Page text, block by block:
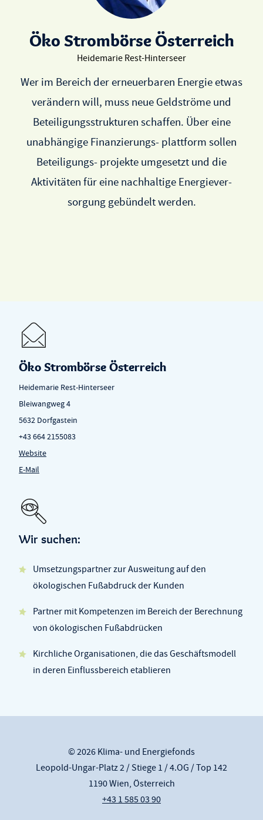
Öko Strombörse Österreich
Heidemarie Rest-Hinterseer
Wer im Bereich der erneuerbaren Energie etwas
verändern will, muss neue Geldströme und
Beteiligungsstrukturen schaffen. Über eine
unabhängige Finanzierungs- plattform sollen
Beteiligungs- projekte umgesetzt und die
Aktivitäten für eine nachhaltige Energiever-
sorgung gebündelt werden.
Wir suchen:
Umsetzungspartner zur Ausweitung auf den
ökologischen Fußabdruck der Kunden
Partner mit Kompetenzen im Bereich der Berechnung
von ökologischen Fußabdrücken
Kirchliche Organisationen, die das Geschäftsmodell
in deren Einflussbereich etablieren
Öko Strombörse Österreich
Heidemarie Rest-Hinterseer
Bleiwangweg 4
5632 Dorfgastein
+43 664 2155083
Website
E-Mail
© 2026 Klima- und Energiefonds
Leopold-Ungar-Platz 2 / Stiege 1 / 4.OG / Top 142
1190 Wien, Österreich
+43 1 585 03 90